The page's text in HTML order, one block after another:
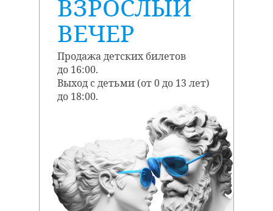
ВЗРОСЛЫЙ
ВЕЧЕР
Продажа детских билетов
до 16:00.
Выход с детьми (от 0 до 13 лет)
до 18:00.